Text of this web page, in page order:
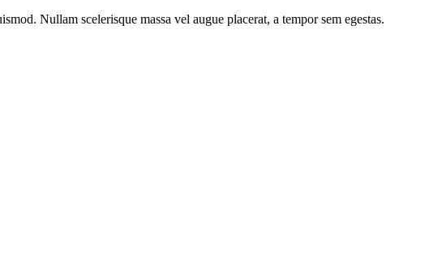
Nullam scelerisque massa vel augue placerat, a tempor sem egestas.